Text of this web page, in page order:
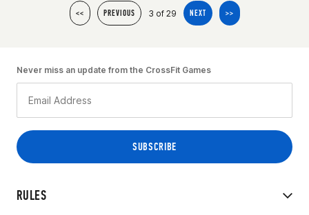
<< PREVIOUS 3 of 29 NEXT >>
RULES
Never miss an update from the CrossFit Games